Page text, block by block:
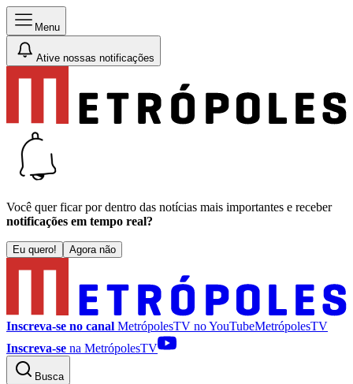
Menu
Ative nossas notificações
Você quer ficar por dentro das notícias mais importantes e receber
notificações em tempo real?
Eu quero! Agora não
Inscreva-se no canal MetrópolesTV noYouTubeMetrópolesTV
Inscreva-se na MetrópolesTV
Busca